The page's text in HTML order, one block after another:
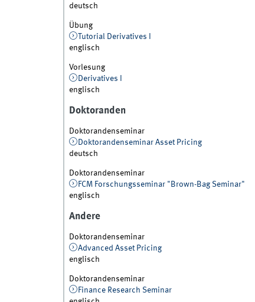
deutsch
Übung
Tutorial Derivatives I
englisch
Vorlesung
Derivatives I
englisch
Doktoranden
Doktorandenseminar
Doktorandenseminar Asset Pricing
deutsch
Doktorandenseminar
FCM Forschungsseminar "Brown-Bag Seminar"
englisch
Andere
Doktorandenseminar
Advanced Asset Pricing
englisch
Doktorandenseminar
Finance Research Seminar